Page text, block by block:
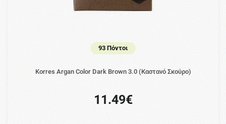
93 Πόντοι
Korres Argan Color Dark Brown 3.0 (Καστανό Σκούρο)
11.49€